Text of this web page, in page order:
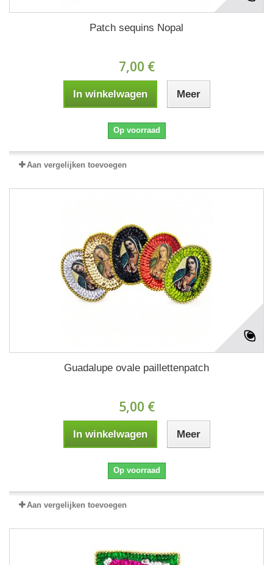
Patch sequins Nopal
7,00 €
In winkelwagen Meer
Op voorraad
Aan vergelijken toevoegen
Guadalupe ovale paillettenpatch
5,00 €
In winkelwagen Meer
Op voorraad
Aan vergelijken toevoegen